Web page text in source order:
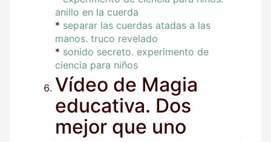
anillo en la cuerda
* separar las cuerdas atadas a las
manos. truco revelado
* sonido secreto. experimento de
ciencia para niños
Vídeo de Magia
educativa. Dos
mejor que uno